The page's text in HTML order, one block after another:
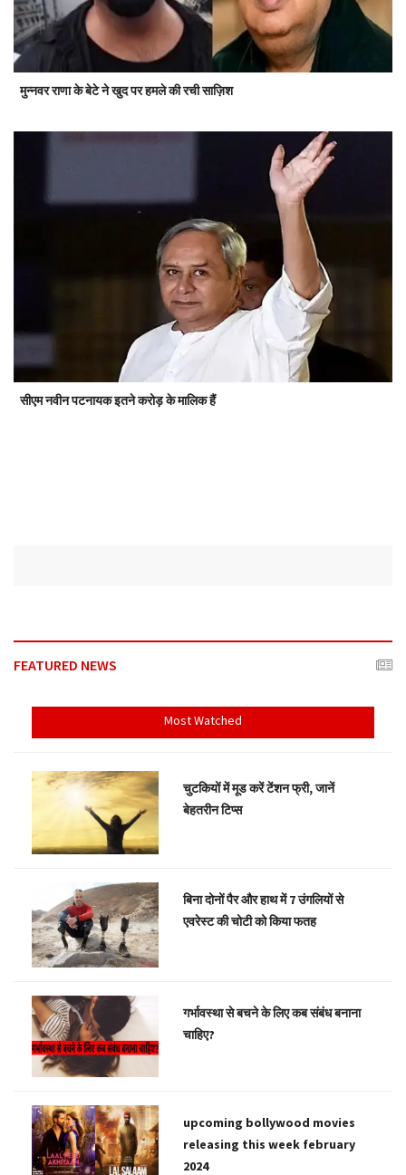
मुन्नवर राणा के बेटे ने खुद पर हमले की रची साज़िश
सीएम नवीन पटनायक इतने करोड़ के मालिक हैं
FEATURED NEWS
Most Watched
चुटकियों में मूड करें टेंशन फ्री, जानें
बेहतरीन टिप्स
बिना दोनों पैर और हाथ में 7 उंगलियों से
एवरेस्ट की चोटी को किया फतह
गर्भावस्था से बचने के लिए कब संबंध बनाना
चाहिए?
upcoming bollywood movies
releasing this week february
2024